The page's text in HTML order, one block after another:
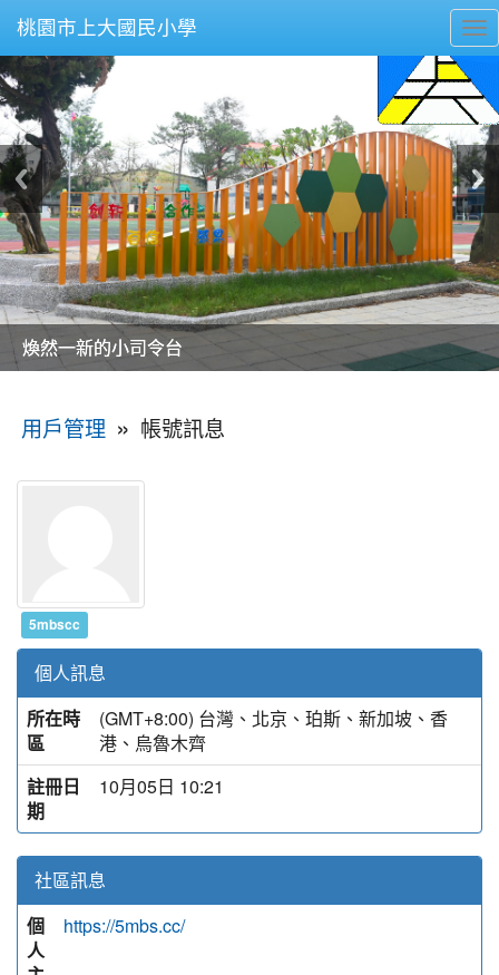
桃園市上大國民小學
美麗的操場是我們活力的來源
美麗的操場是我們活力的來源
煥然一新的小司令台
煥然一新的小司令台
富含桃園埤塘田園風光意象的中廊
富含桃園埤塘田園風光意象的中廊
嶄新的中庭廣場
嶄新的中庭廣場
水生池生生不息
水生池生生不息
用戶管理 » 帳號訊息
5mbscc
個人訊息
所在時
區
(GMT+8:00) 台灣、北京、珀斯、新加坡、香
港、烏魯木齊
註冊日
期
10月05日 10:21
社區訊息
個
人
https://5mbs.cc/